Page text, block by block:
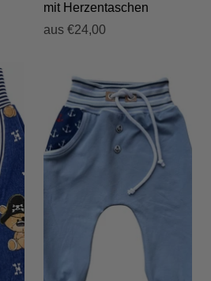
mit Herzentaschen
aus €24,00